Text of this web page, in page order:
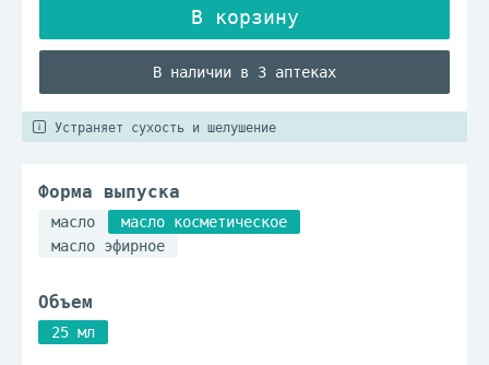
В наличии в 3 аптеках
Устраняет сухость и шелушение
Форма выпуска
масло
масло косметическое
масло эфирное
Объем
25 мл